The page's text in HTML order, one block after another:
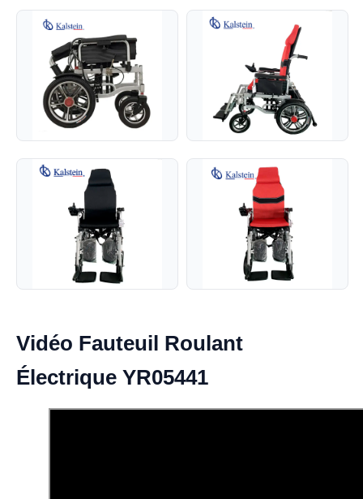
Vidéo Fauteuil Roulant
Électrique YR05441